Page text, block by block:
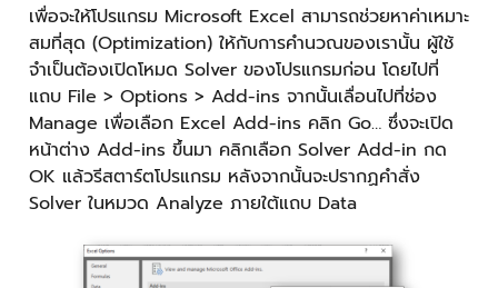
เพื่อจะให้โปรแกรม Microsoft Excel สามารถช่วยหาค่าเหมาะ
สมที่สุด (Optimization) ให้กับการคำนวณของเรานั้น ผู้ใช้
จำเป็นต้องเปิดโหมด Solver ของโปรแกรมก่อน โดยไปที่
แถบ File > Options > Add-ins จากนั้นเลื่อนไปที่ช่อง
Manage เพื่อเลือก Excel Add-ins คลิก Go… ซึ่งจะเปิด
หน้าต่าง Add-ins ขึ้นมา คลิกเลือก Solver Add-in กด
OK แล้วรีสตาร์ตโปรแกรม หลังจากนั้นจะปรากฏคำสั่ง
Solver ในหมวด Analyze ภายใต้แถบ Data